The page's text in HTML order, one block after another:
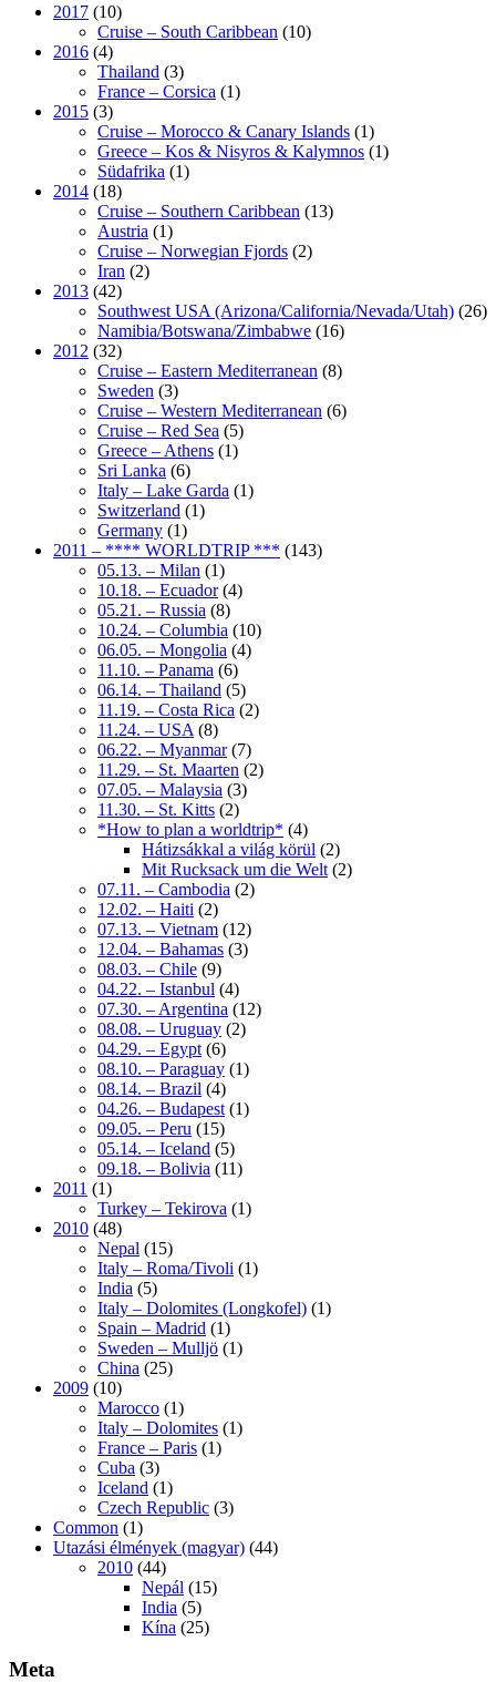
2017 (10)
Cruise – South Caribbean (10)
2016 (4)
Thailand (3)
France – Corsica (1)
2015 (3)
Cruise – Morocco & Canary Islands (1)
Greece – Kos & Nisyros & Kalymnos (1)
Südafrika (1)
2014 (18)
Cruise – Southern Caribbean (13)
Austria (1)
Cruise – Norwegian Fjords (2)
Iran (2)
2013 (42)
Southwest USA (Arizona/California/Nevada/Utah) (26)
Namibia/Botswana/Zimbabwe (16)
2012 (32)
Cruise – Eastern Mediterranean (8)
Sweden (3)
Cruise – Western Mediterranean (6)
Cruise – Red Sea (5)
Greece – Athens (1)
Sri Lanka (6)
Italy – Lake Garda (1)
Switzerland (1)
Germany (1)
2011 – **** WORLDTRIP *** (143)
05.13. – Milan (1)
10.18. – Ecuador(4)
05.21. – Russia (8)
10.24. – Columbia (10)
06.05. – Mongolia (4)
11.10. – Panama (6)
06.14. – Thailand (5)
11.19. – Costa Rica (2)
11.24. – USA (8)
06.22. – Myanmar(7)
11.29. – St. Maarten (2)
07.05. – Malaysia (3)
11.30. – St. Kitts (2)
*How to plan a worldtrip* (4)
Hátizsákkal a világ körül (2)
Mit Rucksack um die Welt (2)
07.11. – Cambodia (2)
12.02. – Haiti (2)
07.13. – Vietnam (12)
12.04. – Bahamas (3)
08.03. – Chile (9)
04.22. – Istanbul (4)
07.30. – Argentina (12)
08.08. – Uruguay (2)
04.29. – Egypt (6)
08.10. – Paraguay (1)
08.14. – Brazil (4)
04.26. – Budapest (1)
09.05. – Peru (15)
05.14. – Iceland (5)
09.18. – Bolivia (11)
2011 (1)
Turkey – Tekirova (1)
2010 (48)
Nepal (15)
Italy – Roma/Tivoli (1)
India (5)
Italy – Dolomites (Longkofel) (1)
Spain – Madrid (1)
Sweden – Mulljö (1)
China (25)
2009 (10)
Marocco (1)
Italy – Dolomites (1)
France – Paris (1)
Cuba (3)
Iceland (1)
Czech Republic (3)
Common (1)
Utazási élmények (magyar) (44)
2010 (44)
Nepál (15)
India (5)
Kína (25)
Meta